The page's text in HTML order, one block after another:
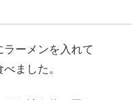
ーメンを入れて
ました。